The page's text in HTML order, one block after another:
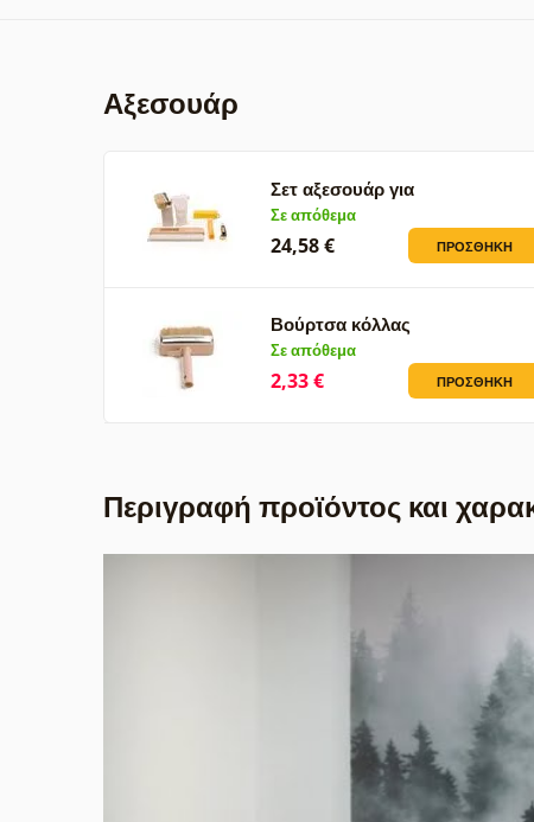
Αξεσουάρ
Σετ αξεσουάρ για
φωτογραφικές…
Σε απόθεμα
24,58 € ΠΡΟΣΘΉΚΗ
Βούρτσα κόλλας
Σε απόθεμα
2,33 € ΠΡΟΣΘΉΚΗ
Περιγραφή προϊόντος και